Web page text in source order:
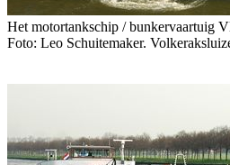
Het motortankschip / bunkervaartuig
Foto: Leo Schuitemaker.